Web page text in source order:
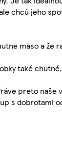
chcú jeho
mäso a že
také
preto
s dobrotami